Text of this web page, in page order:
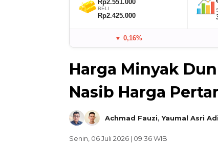
Rp2.551.000
BELI
Rp2.425.000
▼ 0,16%
Harga Minyak
Nasib Harga
Achmad Fauzi,Yaumal Asri
Senin, 06 Juli 2026 | 09:36 WIB